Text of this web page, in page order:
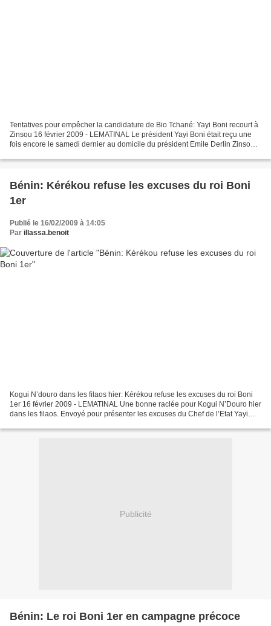
Tentatives pour empêcher la candidature de Bio Tchané: Yayi Boni recourt à
Zinsou 16 février 2009 - LEMATINAL Le président Yayi Boni était reçu une
fois encore le samedi dernier au domicile du président Emile Derlin Zinsou.
Bénin: Kérékou refuse les excuses du roi Boni
1er
Publié le 16/02/2009 à 14:05
Par illassa.benoit
Kogui N’douro dans les filaos hier: Kérékou refuse les excuses du roi Boni
1er 16 février 2009 - LEMATINAL Une bonne raclée pour Kogui N’Douro hier
dans les filaos. Envoyé pour présenter les excuses du Chef de l’Etat Yayi
Publicité
Bénin: Le roi Boni 1er en campagne précoce